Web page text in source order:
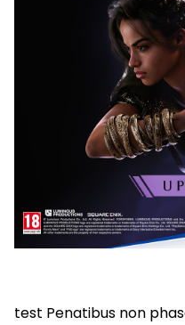
test Penatibus non